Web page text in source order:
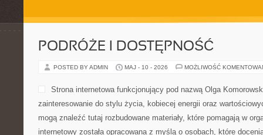
PODRÓŻE I DOSTĘPNOŚĆ
POSTED BY ADMIN MAJ - 10 - 2026 MOŻLIWOŚĆ
Strona internetowa funkcjonujący pod nazwą Olga
zainteresowanie do stylu życia, kobiecej energii oraz
mogą znaleźć tutaj rozbudowane materiały, które pomagają w
internetowy została opracowana z myślą o osobach, które